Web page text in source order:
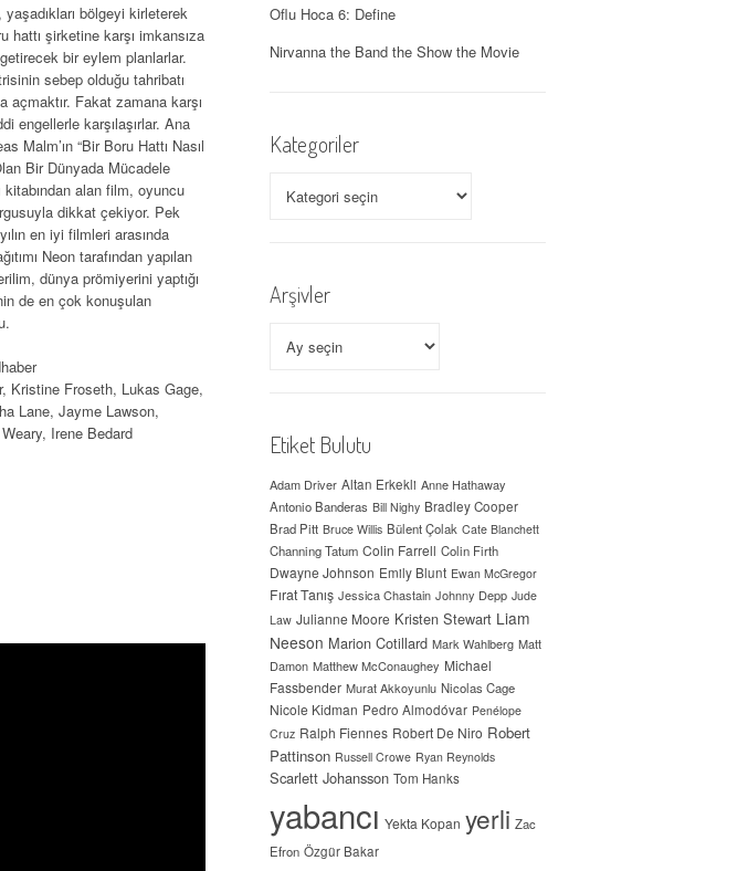
bölgeyi kirleterek
hattı şirketine karşı imkansıza
bir eylem planlarlar.
sebep olduğu tahribatı
açmaktır. Fakat zamana karşı
engellerle karşılaşırlar. Ana
Malm’ın “Bir Boru Hattı Nasıl
Bir Dünyada Mücadele
kitabından alan film, oyuncu
dikkat çekiyor. Pek
en iyi filmleri arasında
Neon tarafından yapılan
dünya prömiyerini yaptığı
de en çok konuşulan
Kristine Froseth, Lukas Gage,
Lane, Jayme Lawson,
Irene Bedard
Oflu Hoca 6: Define
Nirvanna the Band the Show the Movie
Kategoriler
Arşivler
Etiket Bulutu
Adam Driver Altan Erkekli Anne Hathaway
Antonio Banderas Bill Nighy Bradley Cooper
Brad Pitt Bruce Willis Bülent Çolak Cate Blanchett
Channing Tatum Colin Farrell Colin Firth
Dwayne Johnson Emily Blunt Ewan McGregor
Fırat Tanış Jessica Chastain Johnny Depp Jude
Law Julianne Moore Kristen Stewart Liam
Neeson Marion Cotillard Mark Wahlberg Matt
Damon Matthew McConaughey Michael
Fassbender Murat Akkoyunlu Nicolas Cage
Nicole Kidman Pedro Almodóvar Penélope
Cruz Ralph Fiennes Robert De Niro Robert
Pattinson Russell Crowe Ryan Reynolds
Scarlett Johansson Tom Hanks
yabancı Yekta Kopan yerli Zac
Efron Özgür Bakar